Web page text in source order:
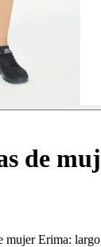
de
Erima: